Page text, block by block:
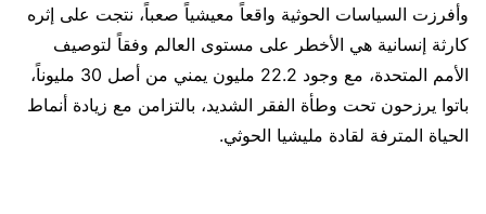
وأفرزت السياسات الحوثية واقعاً معيشياً صعباً، نتجت على إثره
كارثة إنسانية هي الأخطر على مستوى العالم وفقاً لتوصيف
الأمم المتحدة، مع وجود 22.2 مليون يمني من أصل 30 مليوناً،
باتوا يرزحون تحت وطأة الفقر الشديد، بالتزامن مع زيادة أنماط
الحياة المترفة لقادة مليشيا الحوثي.